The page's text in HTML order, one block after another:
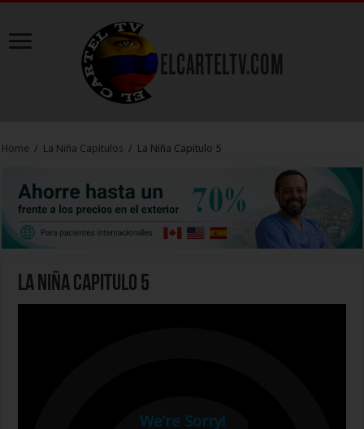
Home / La Niña Capitulos / La Niña Capitulo 5
La Niña Capitulo 5